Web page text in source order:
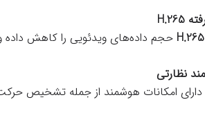
H.265 حجم داده‌های ویدئویی را کاهش داده
دارای امکانات هوشمند از جمله تشخیص